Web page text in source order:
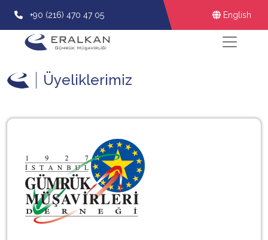
+90 (216) 470 47 05 English
Üyeliklerimiz